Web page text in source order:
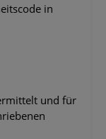
in
und für